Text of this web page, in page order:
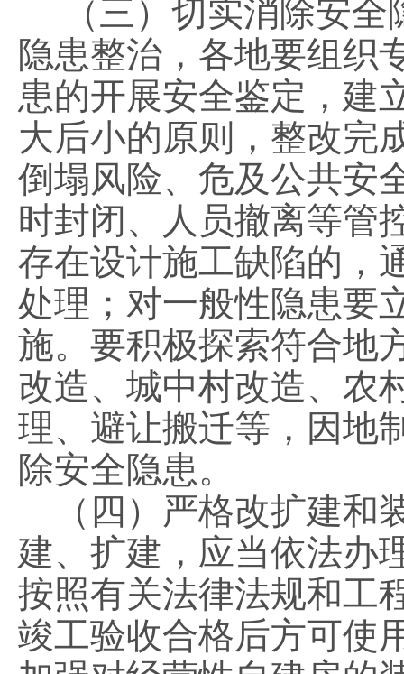
（三）切实消除安全
隐患整治，各地要组织
患的开展安全鉴定，建
大后小的原则，整改完
倒塌风险、危及公共安
时封闭、人员撤离等管
存在设计施工缺陷的，
处理；对一般性隐患要
施。要积极探索符合地
改造、城中村改造、农
理、避让搬迁等，因地
除安全隐患。
（四）严格改扩建和
建、扩建，应当依法办
按照有关法律法规和工
竣工验收合格后方可使